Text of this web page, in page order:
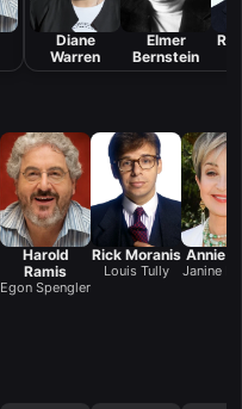
Diane
Warren
Elmer
Bernstein
Harold
Ramis
Egon Spengler
Rick Moranis
Louis Tully
Annie
Janine